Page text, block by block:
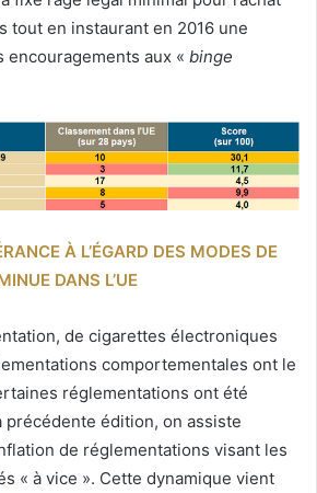
tout en instaurant en 2016 une
encouragements aux « binge
À L’ÉGARD DES MODES DE
DANS L’UE
de cigarettes électroniques
comportementales ont le
réglementations ont été
précédente édition, on assiste
de réglementations visant les
« à vice ». Cette dynamique vient